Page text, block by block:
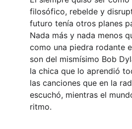
filosófico, rebelde y
futuro tenía otros planes
Nada más y nada menos
como una piedra rodante
son del mismísimo Bob
la chica que lo aprendió
las canciones que en la
escuchó, mientras el
ritmo.